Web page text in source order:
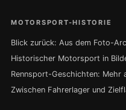
MOTORSPORT-HISTORIE
Blick zurück: Aus dem Foto-
Historischer Motorsport in
Rennsport-Geschichten: Mehr
Zwischen Fahrerlager und